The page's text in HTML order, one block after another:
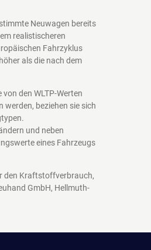
Neuwagen bereits
realistischeren
Fahrzyklus
als die nach dem
den WLTP-Werten
werden, beziehen sie sich
und neben
eines Fahrzeugs
den Kraftstoffverbrauch,
GmbH, Hellmuth-